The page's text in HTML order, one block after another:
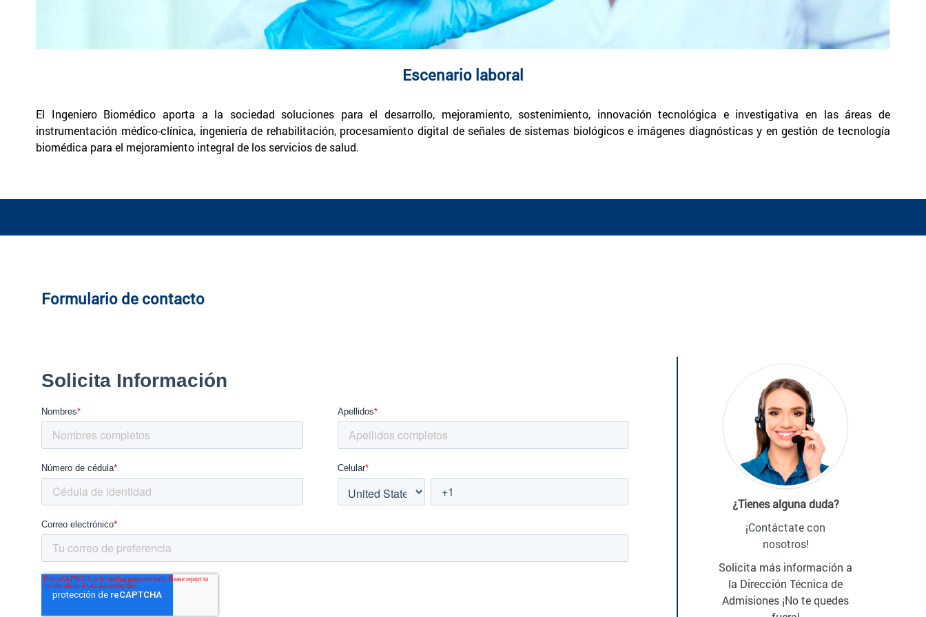
Escenario laboral
El Ingeniero Biomédico aporta a la sociedad soluciones para el desarrollo, mejoramiento, sostenimiento, innovación tecnológica e investigativa en las áreas de
instrumentación médico-clínica, ingeniería de rehabilitación, procesamiento digital de señales de sistemas biológicos e imágenes diagnósticas y en gestión de tecnología
biomédica para el mejoramiento integral de los servicios de salud.
Formulario de contacto
¿Tienes alguna duda?
¡Contáctate con
nosotros!
Solicita más información a
la Dirección Técnica de
Admisiones ¡No te quedes